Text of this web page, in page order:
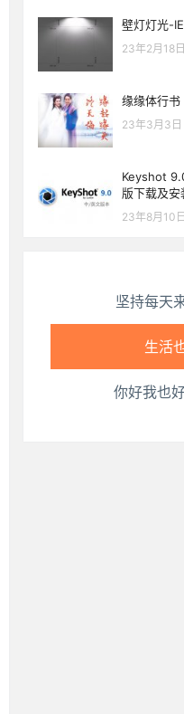
壁灯灯光-
23年2月18日
缘缘体行书
23年3月3日
Keyshot
版下载及安
23年8月10日
坚持每天
生活
走路
腰也
工作
你好我也